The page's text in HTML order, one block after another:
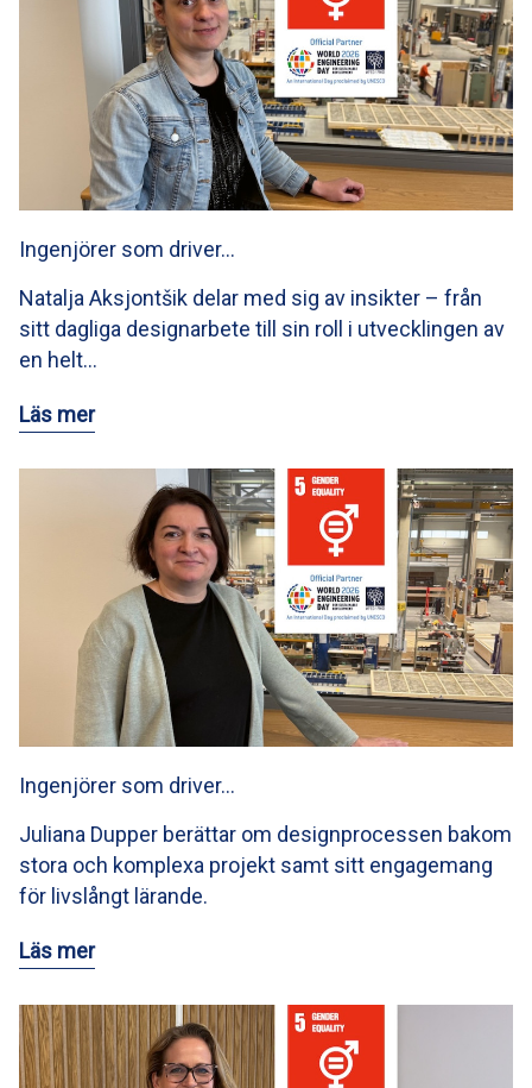
Ingenjörer som driver…
Natalja Aksjontšik delar med sig av insikter – från
sitt dagliga designarbete till sin roll i utvecklingen av
en helt…
Läs mer
Ingenjörer som driver…
Juliana Dupper berättar om designprocessen bakom
stora och komplexa projekt samt sitt engagemang
för livslångt lärande.
Läs mer